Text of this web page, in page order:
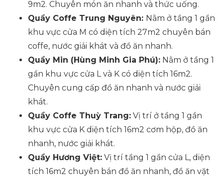
9m2. Chuyên món ăn nhanh và thức uống.
Quầy Coffe Trung Nguyên: Nằm ở tầng 1 gần
khu vực cửa M có diện tích 27m2 chuyên bán
coffe, nước giải khát và đồ ăn nhanh.
Quầy Min (Hùng Minh Gia Phú): Nằm ở tầng 1
gần khu vực cửa L và K có diện tích 16m2.
Chuyên cung cấp đồ ăn nhanh và nước giải
khát.
Quầy Coffe Thuỳ Trang: Vị trí ở tầng 1 gần
khu vực cửa K diện tích 16m2 cơm hộp, đồ ăn
nhanh, nước giải khát.
Quầy Hương Việt: Vị trí tầng 1 gần cửa L, diện
tích 16m2 chuyên bán đồ ăn nhanh, đồ ăn vặt